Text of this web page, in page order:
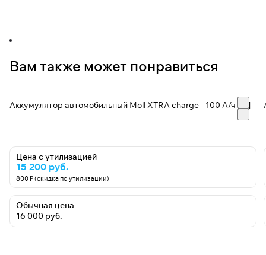
Вам также может понравиться
Аккумулятор автомобильный Moll XTRA charge - 100 А/ч [-+]
Цена с утилизацией
15 200 руб.
800 ₽ (скидка по утилизации)
Обычная цена
16 000 руб.